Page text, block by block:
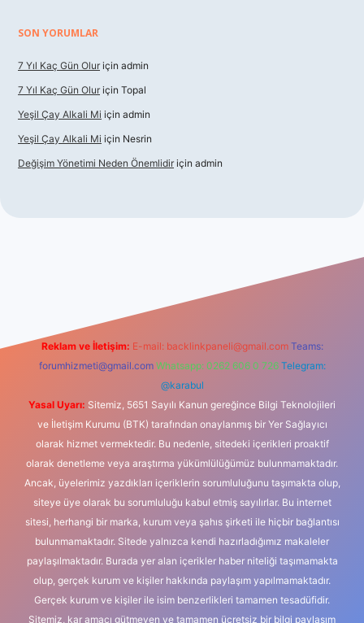
SON YORUMLAR
7 Yıl Kaç Gün Olur için admin
7 Yıl Kaç Gün Olur için Topal
Yeşil Çay Alkali Mi için admin
Yeşil Çay Alkali Mi için Nesrin
Değişim Yönetimi Neden Önemlidir için admin
Reklam ve İletişim: E-mail: backlinkpaneli@gmail.com Teams:
forumhizmeti@gmail.com Whatsapp: 0262 606 0 726 Telegram:
@karabul
Yasal Uyarı: Sitemiz, 5651 Sayılı Kanun gereğince Bilgi Teknolojileri
ve İletişim Kurumu (BTK) tarafından onaylanmış bir Yer Sağlayıcı
olarak hizmet vermektedir. Bu nedenle, sitedeki içerikleri proaktif
olarak denetleme veya araştırma yükümlülüğümüz bulunmamaktadır.
Ancak, üyelerimiz yazdıkları içeriklerin sorumluluğunu taşımakta olup,
siteye üye olarak bu sorumluluğu kabul etmiş sayılırlar. Bu internet
sitesi, herhangi bir marka, kurum veya şahıs şirketi ile hiçbir bağlantısı
bulunmamaktadır. Sitede yalnızca kendi hazırladığımız makaleler
paylaşılmaktadır. Burada yer alan içerikler haber niteliği taşımamakta
olup, gerçek kurum ve kişiler hakkında paylaşım yapılmamaktadır.
Gerçek kurum ve kişiler ile isim benzerlikleri tamamen tesadüfidir.
Sitemiz, kar amacı gütmeyen ve tamamen ücretsiz bir bilgi paylaşım